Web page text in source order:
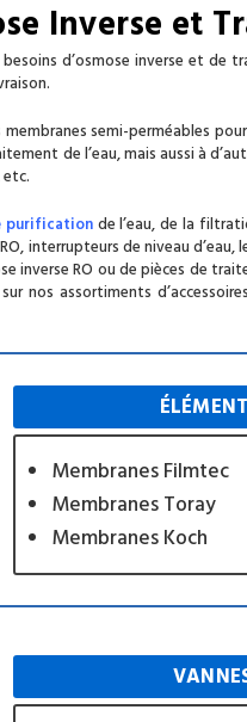
Inverse et
d’osmose inverse et de
semi-perméables
de l’eau, mais aussi à
etc.
purification de l’eau, de la
interrupteurs de niveau
RO ou de pièces de
nos assortiments
Membranes Filmtec
Membranes Toray
Membranes Koch